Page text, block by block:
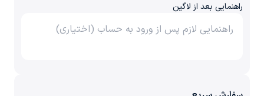
راهنمایی بعد از لاگین